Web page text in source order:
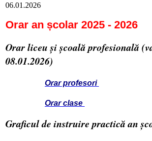
06.01.2026
Orar an școlar 2025 - 2026
Orar liceu și școală profesională
08.01.2026)
Orar profesori
Orar clase
Graficul de instruire practică an